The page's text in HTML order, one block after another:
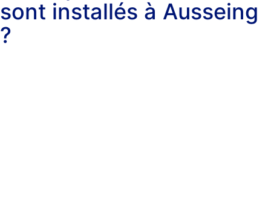
sont installés à Ausseing
?